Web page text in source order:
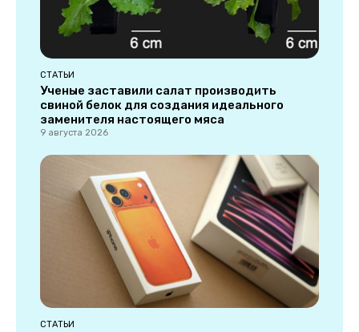
СТАТЬИ
Ученые заставили салат производить
свиной белок для создания идеального
заменителя настоящего мяса
9 августа 2026
СТАТЬИ